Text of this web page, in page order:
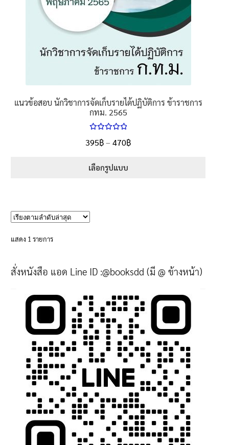
แนวข้อสอบ นักวิชาการจัดเก็บรายได้ปฏิบัติการ ข้าราชการ
กทม. 2565
5.00
ตั้งแต่
395฿– 470฿Price
เลือกรูปแบบ
may
chosen
on
the
product
page
แสดง 1 รายการ
สั่งหนังสือ แอด Line ID :@booksdd (มี @ ข้างหน้า)